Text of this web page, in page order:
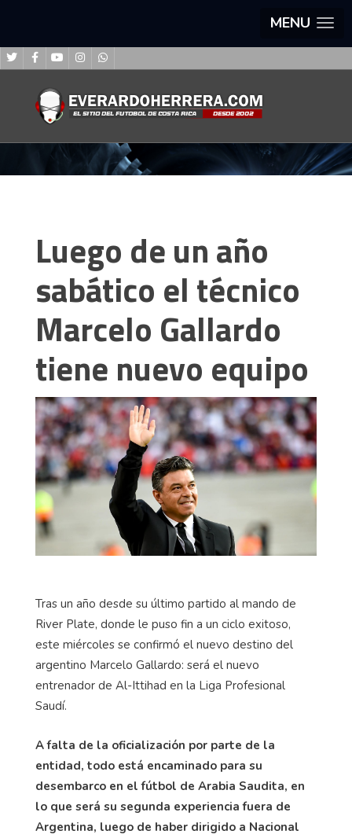
MENU
Luego de un año
sabático el técnico
Marcelo Gallardo
tiene nuevo equipo
Tras un año desde su último partido al mando de
River Plate, donde le puso fin a un ciclo exitoso,
este miércoles se confirmó el nuevo destino del
argentino Marcelo Gallardo: será el nuevo
entrenador de Al-Ittihad en la Liga Profesional
Saudí.
A falta de la oficialización por parte de la
entidad, todo está encaminado para su
desembarco en el fútbol de Arabia Saudita, en
lo que será su segunda experiencia fuera de
Argentina, luego de haber dirigido a Nacional